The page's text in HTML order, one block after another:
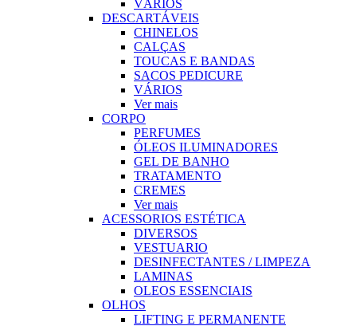
VÁRIOS
DESCARTÁVEIS
CHINELOS
CALÇAS
TOUCAS E BANDAS
SACOS PEDICURE
VÁRIOS
Ver mais
CORPO
PERFUMES
ÓLEOS ILUMINADORES
GEL DE BANHO
TRATAMENTO
CREMES
Ver mais
ACESSORIOS ESTÉTICA
DIVERSOS
VESTUARIO
DESINFECTANTES / LIMPEZA
LAMINAS
OLEOS ESSENCIAIS
OLHOS
LIFTING E PERMANENTE